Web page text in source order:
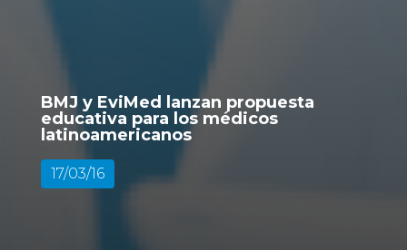
BMJ y EviMed lanzan propuesta
educativa para los médicos
latinoamericanos
17/03/16